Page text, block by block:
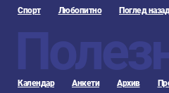
Спорт Любопитно Поглед назад
Календар Анкети Архив